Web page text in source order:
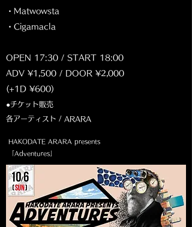
・Matwowsta
・Cigamacla
OPEN 17:30 / START 18:00
ADV ¥1,500 / DOOR ¥2,000
(+1D ¥600)
●チケット販売
各アーティスト / ARARA
HAKODATE ARARA presents
「Adventures」